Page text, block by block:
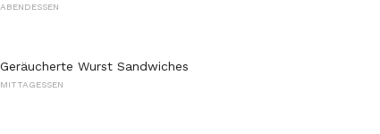
ABENDESSEN
Geräucherte Wurst Sandwiches
MITTAGESSEN